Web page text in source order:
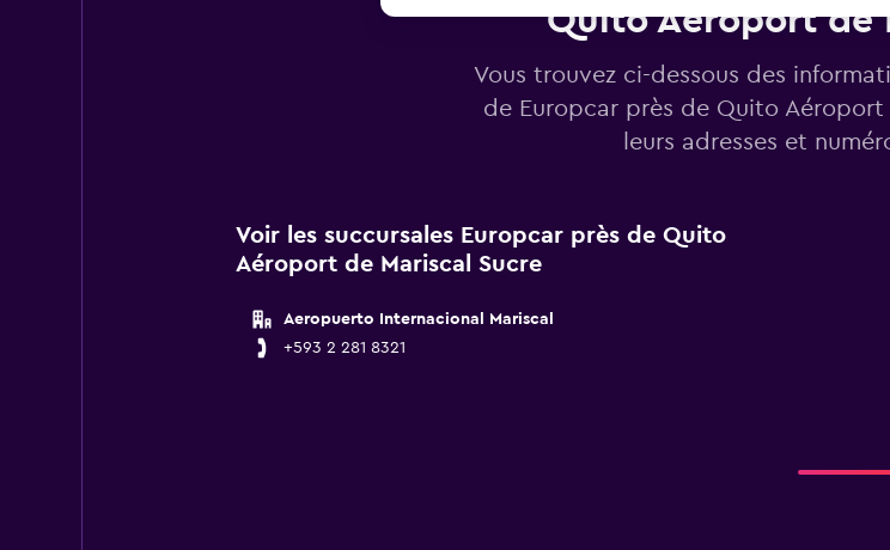
Quito Aéroport de
Vous trouvez ci-dessous des
de Europcar près de Quito
leurs adresses et
Voir les succursales Europcar près de Quito
Aéroport de Mariscal Sucre
Aeropuerto Internacional Mariscal
+593 2 281 8321